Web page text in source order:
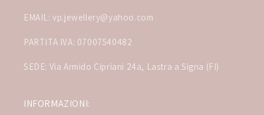
EMAIL: vp.jewellery@yahoo.com
PARTITA IVA: 07007540482
SEDE: Via Armido Cipriani 24a, Lastra a Signa (FI)
INFORMAZIONI: